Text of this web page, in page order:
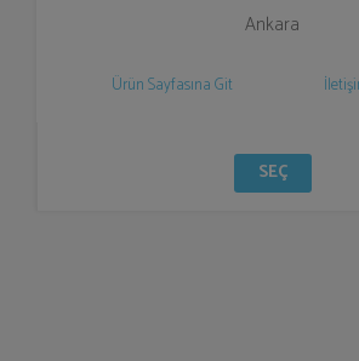
Ankara
Ürün Sayfasına Git
SEÇ